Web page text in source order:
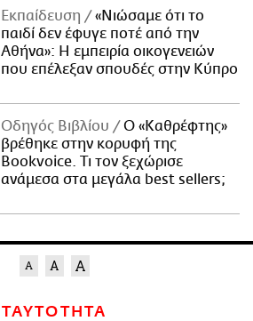
Εκπαίδευση
«Νιώσαμε ότι το
παιδί δεν έφυγε ποτέ από την
Αθήνα»: Η εμπειρία οικογενειών
που επέλεξαν σπουδές στην Κύπρο
Οδηγός Βιβλίου
Ο «Καθρέφτης»
βρέθηκε στην κορυφή της
Bookvoice. Τι τον ξεχώρισε
ανάμεσα στα μεγάλα best sellers;
ΤΑΥΤΟΤΗΤΑ